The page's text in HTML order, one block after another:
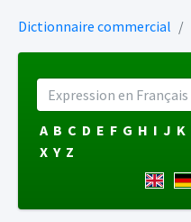
Dictionnaire commercial
A B C D E F G H I J K
X Y Z